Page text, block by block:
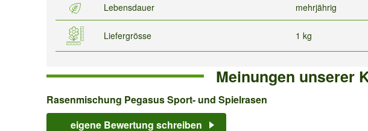
Lebensdauer mehrjährig
Liefergrösse 1 kg
Meinungen unserer
Rasenmischung
Pegasus
Rasenmischung Pegasus Sport- und Spielrasen
eigene Bewertung schreiben